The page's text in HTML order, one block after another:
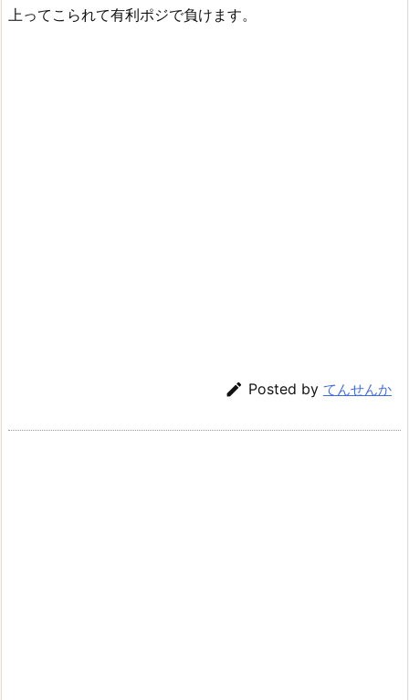
上ってこられて有利ポジで負けます。
 Posted by てんせんか